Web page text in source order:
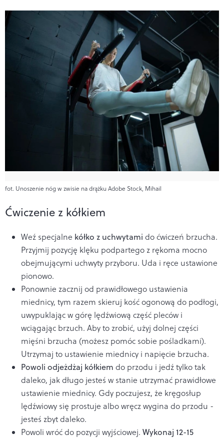
fot. Unoszenie nóg w zwisie na drążku Adobe Stock, Mihail
Ćwiczenie z kółkiem
Weź specjalne kółko z uchwytami do ćwiczeń brzucha.
Przyjmij pozycję klęku podpartego z rękoma mocno
obejmującymi uchwyty przyboru. Uda i ręce ustawione
pionowo.
Ponownie zacznij od prawidłowego ustawienia
miednicy, tym razem skieruj kość ogonową do podłogi,
uwypuklając w górę lędźwiową część pleców i
wciągając brzuch. Aby to zrobić, użyj dolnej części
mięśni brzucha (możesz pomóc sobie pośladkami).
Utrzymaj to ustawienie miednicy i napięcie brzucha.
Powoli odjeżdżaj kółkiem do przodu i jedź tylko tak
daleko, jak długo jesteś w stanie utrzymać prawidłowe
ustawienie miednicy. Gdy poczujesz, że kręgosłup
lędźwiowy się prostuje albo wręcz wygina do przodu -
jesteś zbyt daleko.
Powoli wróć do pozycji wyjściowej. Wykonaj 12-15